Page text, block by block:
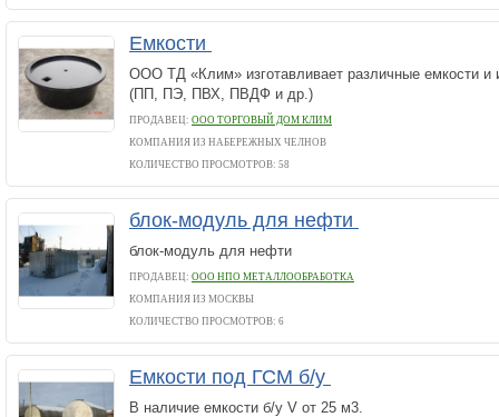
Емкости
ООО ТД «Клим» изготавливает различные емкости и
(ПП, ПЭ, ПВХ, ПВДФ и др.)
ПРОДАВЕЦ: ООО ТОРГОВЫЙ ДОМ КЛИМ
КОМПАНИЯ ИЗ НАБЕРЕЖНЫХ ЧЕЛНОВ
КОЛИЧЕСТВО ПРОСМОТРОВ: 58
блок-модуль для нефти
блок-модуль для нефти
ПРОДАВЕЦ: ООО НПО МЕТАЛЛООБРАБОТКА
КОМПАНИЯ ИЗ МОСКВЫ
КОЛИЧЕСТВО ПРОСМОТРОВ: 6
Емкости под ГСМ б/у
В наличие емкости б/у V от 25 м3.